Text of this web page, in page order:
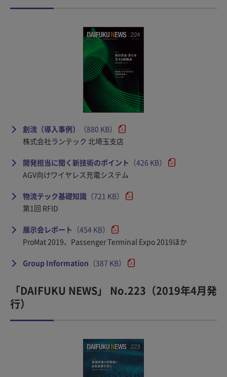
創流（導入事例）
（880 KB）
株式会社ランテック 北埼玉支店
開発担当に聞く新技術のポイント （426 KB）
AGV向けワイヤレス充電システム
物流テック基礎知識 （721 KB）
第1回 RFID
展示会レポート （454 KB）
ProMat 2019、Passenger Terminal Expo 2019ほか
Group Information （387 KB）
「DAIFUKU NEWS」 No.223（2019年4月発
行）